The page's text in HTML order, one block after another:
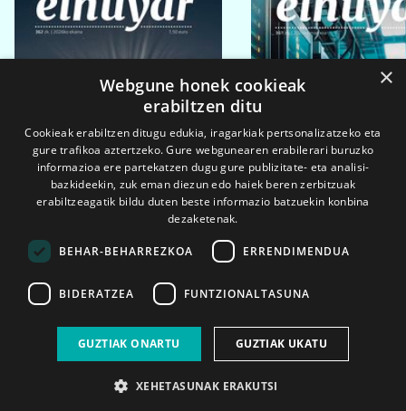
2026ko eka. 1a 2026ko mar. 1a
×
Webgune honek cookieak
erabiltzen ditu
Cookieak erabiltzen ditugu edukia, iragarkiak pertsonalizatzeko eta
gure trafikoa aztertzeko. Gure webgunearen erabilerari buruzko
informazioa ere partekatzen dugu gure publizitate- eta analisi-
bazkideekin, zuk eman diezun edo haiek beren zerbitzuak
erabiltzeagatik bildu duten beste informazio batzuekin konbina
dezaketenak.
BEHAR-BEHARREZKOA ERRENDIMENDUA
BIDERATZEA FUNTZIONALTASUNA
GUZTIAK ONARTU GUZTIAK UKATU
XEHETASUNAK ERAKUTSI